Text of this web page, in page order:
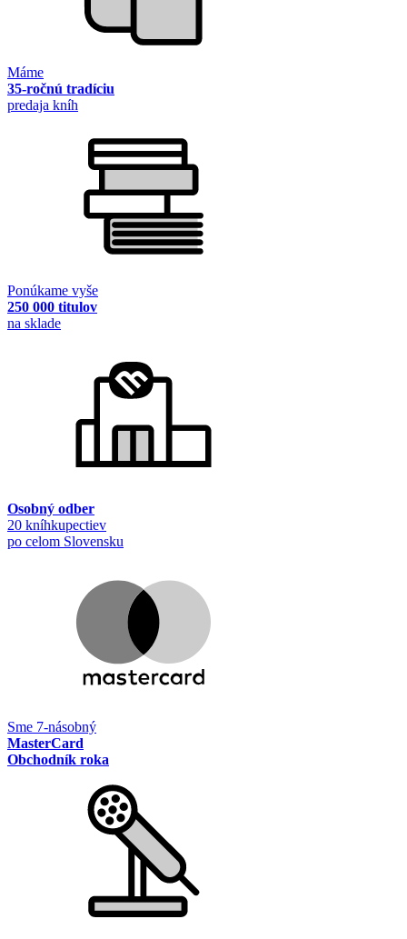
Máme
35-ročnú tradíciu
predaja kníh
Ponúkame vyše
250 000 titulov
na sklade
Osobný odber
20 kníhkupectiev
po celom Slovensku
Sme 7-násobný
MasterCard
Obchodník roka